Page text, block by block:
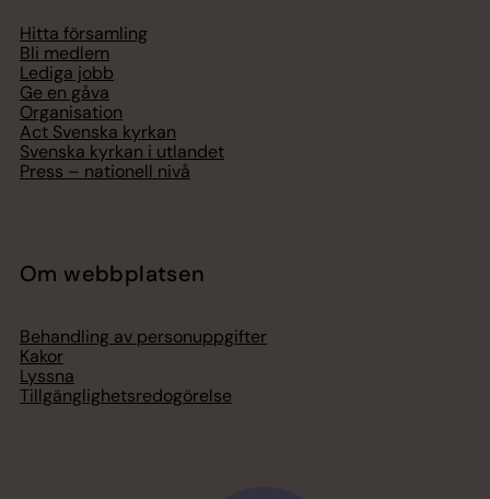
Hitta församling
Bli medlem
Lediga jobb
Ge en gåva
Organisation
Act Svenska kyrkan
Svenska kyrkan i utlandet
Press – nationell nivå
Om webbplatsen
Behandling av personuppgifter
Kakor
Lyssna
Tillgänglighetsredogörelse